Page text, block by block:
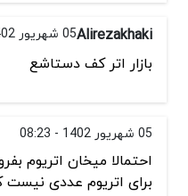
Alirezakhaki05 شهریور 1402 - 21:59
بازار اتر كف دستاشع
05 شهریور 1402 - 08:23
برای اتریوم عددی